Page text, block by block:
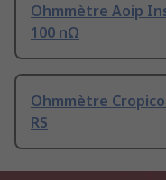
Ohmmètre Aoip
100 nΩ
Ohmmètre
RS